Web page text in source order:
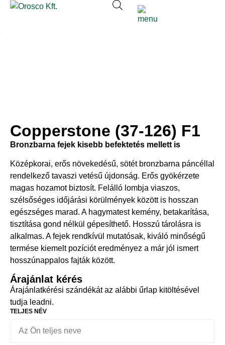
Copperstone (37-126) F1
Bronzbarna fejek kisebb befektetés mellett is
Középkorai, erős növekedésű, sötét bronzbarna páncéllal
rendelkező tavaszi vetésű újdonság. Erős gyökérzete
magas hozamot biztosít. Felálló lombja viaszos,
szélsőséges időjárási körülmények között is hosszan
egészséges marad. A hagymatest kemény, betakarítása,
tisztítása gond nélkül gépesíthető. Hosszú tárolásra is
alkalmas. A fejek rendkívül mutatósak, kiváló minőségű
termése kiemelt pozíciót eredményez a már jól ismert
hosszúnappalos fajták között.
Árajánlat kérés
Árajánlatkérési szándékát az alábbi űrlap kitöltésével
tudja leadni.
TELJES NÉV